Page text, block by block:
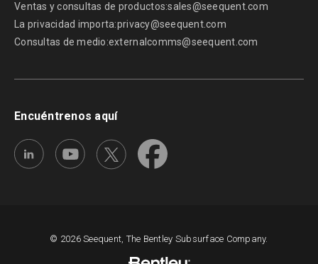
Ventas y consultas de productos:sales@seequent.com
La privacidad importa:privacy@seequent.com
Consultas de medio:externalcomms@seequent.com
Encuéntrenos aquí
© 2026 Seequent, The Bentley Subsurface Company.